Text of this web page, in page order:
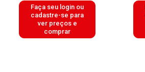
Faça seu login ou
cadastre-se para
ver preços e
comprar